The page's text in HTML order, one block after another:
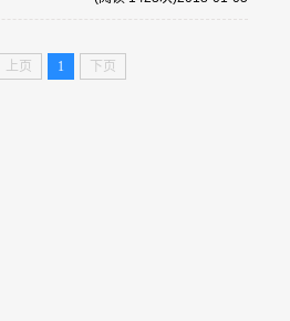
上页 1 下页